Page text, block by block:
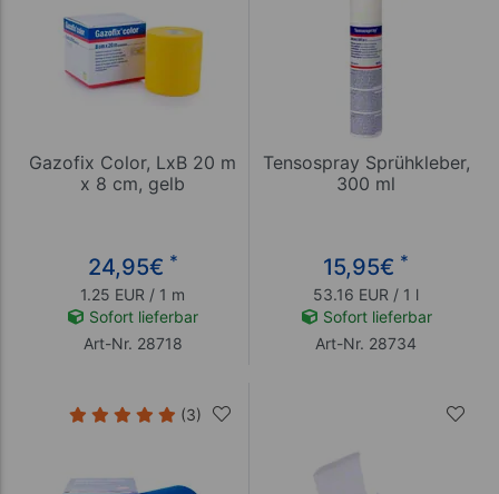
Gazofix Color, LxB 20 m
x 8 cm, gelb
24,95€ *
1.25 EUR / 1 m
Sofort lieferbar
Art-Nr. 28718
Tensospray Sprühkleber,
300 ml
15,95€ *
53.16 EUR / 1 l
Sofort lieferbar
Art-Nr. 28734
(3)